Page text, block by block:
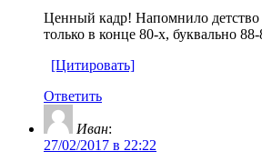
Ценный кадр! Напомнило детство
только в конце 80-х, буквально
[Цитировать]
Ответить
Иван:
27/02/2017 в 22:22